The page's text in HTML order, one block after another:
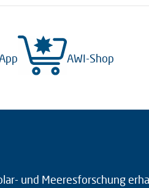
AWI-Shop
und Meeresforschung